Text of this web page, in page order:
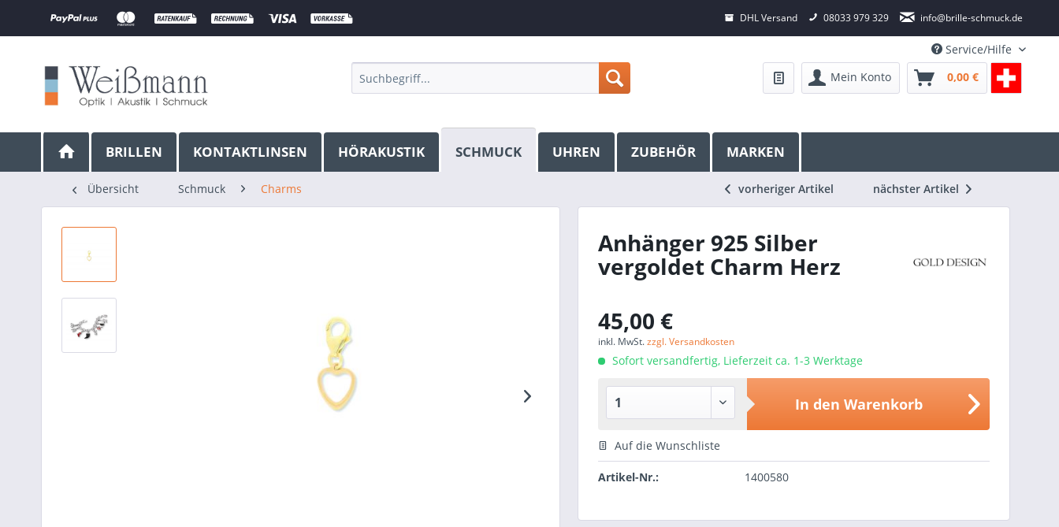
DHL Versand 08033 979 329 info@brille-schmuck.de
Service/Hilfe
Mein Konto
0,00 €
BRILLEN KONTAKTLINSEN HÖRAKUSTIK SCHMUCK UHREN ZUBEHÖR MARKEN
Übersicht Schmuck Charms vorheriger Artikel nächster Artikel
Anhänger 925 Silber
vergoldet Charm Herz
45,00 €
inkl. MwSt.zzgl. Versandkosten
Sofort versandfertig, Lieferzeit ca. 1-3 Werktage
In den Warenkorb
Auf die Wunschliste
Artikel-Nr.: 1400580